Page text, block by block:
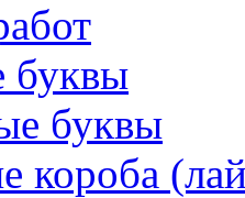
буквы
буквы
короба